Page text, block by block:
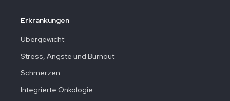
Erkrankungen
Übergewicht
Stress, Ängste und Burnout
Schmerzen
Integrierte Onkologie